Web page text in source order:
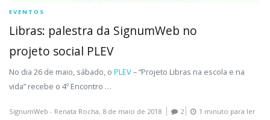
EVENTOS
Libras: palestra da SignumWeb no
projeto social PLEV
No dia 26 de maio, sábado, o PLEV– “Projeto Libras na escola e na
vida” recebe o 4º Encontro …
SignumWeb - Renata Rocha, 8 de maio de 2018 2 1 minuto para ler